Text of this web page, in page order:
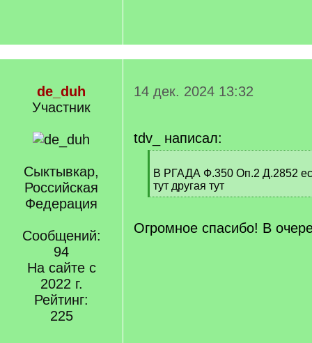
de_duh
Участник
Сыктывкар,
Российская
Федерация
Сообщений:
94
На сайте с
2022 г.
Рейтинг:
225
14 дек. 2024 13:32
tdv_ написал:
q
]
В РГАДА Ф.350 Оп.2 Д.2852
тут другая тут
[
q
]
Огромное спасибо! В